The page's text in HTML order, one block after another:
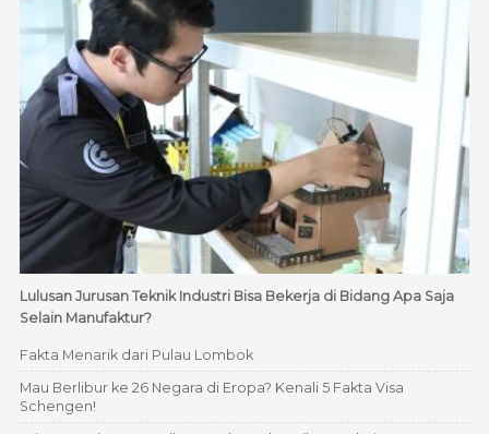
Lulusan Jurusan Teknik Industri Bisa Bekerja di Bidang Apa Saja
Selain Manufaktur?
Fakta Menarik dari Pulau Lombok
Mau Berlibur ke 26 Negara di Eropa? Kenali 5 Fakta Visa
Schengen!